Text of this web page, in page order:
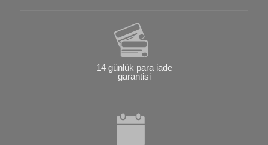
14 günlük para iade
garantisi